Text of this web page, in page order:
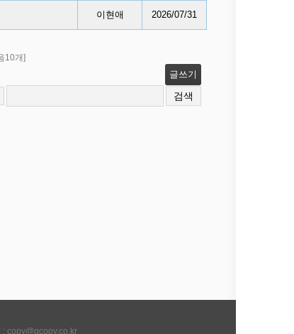
이현애 2026/07/31
10개]
글쓰기
copy@gcopy.co.kr